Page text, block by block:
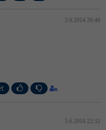
5.6.2014 20:48
5.6.2014 22:32